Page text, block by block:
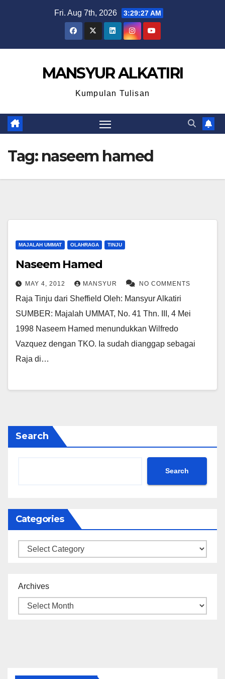
Fri. Aug 7th, 2026 3:29:27 AM
MANSYUR ALKATIRI
Kumpulan Tulisan
Tag: naseem hamed
MAJALAH UMMAT OLAHRAGA TINJU
Naseem Hamed
MAY 4, 2012 MANSYUR NO COMMENTS
Raja Tinju dari Sheffield Oleh: Mansyur Alkatiri
SUMBER: Majalah UMMAT, No. 41 Thn. III, 4 Mei
1998 Naseem Hamed menundukkan Wilfredo
Vazquez dengan TKO. Ia sudah dianggap sebagai
Raja di…
Search
Search
Categories
Categories
Archives